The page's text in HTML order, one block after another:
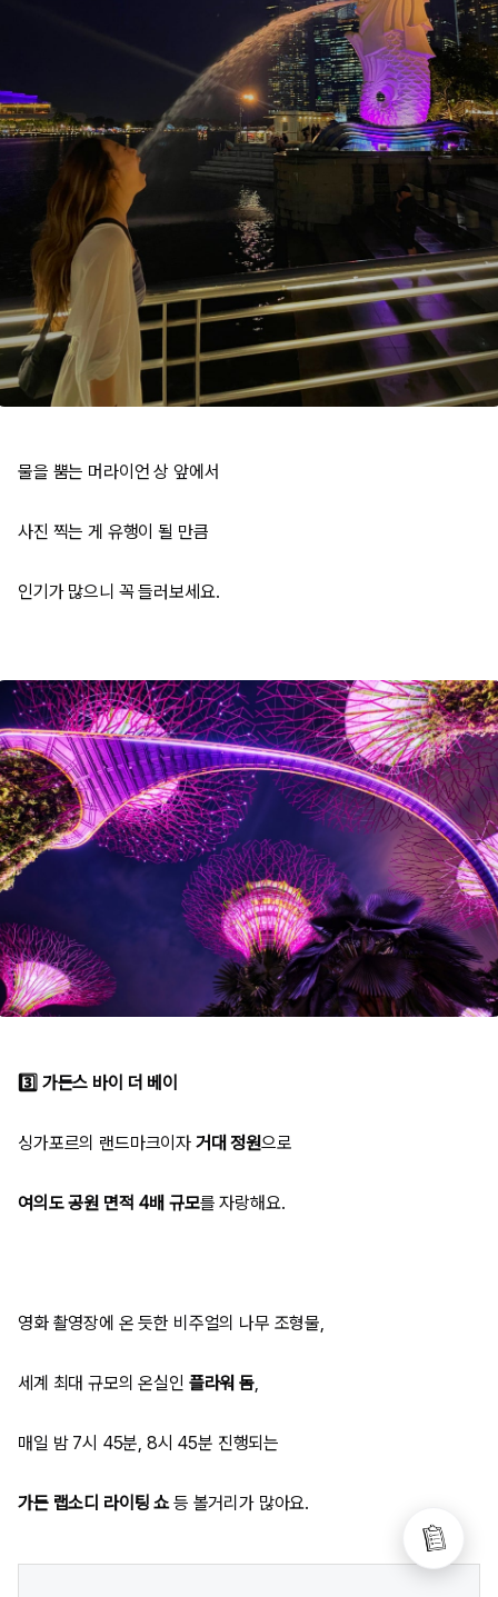
물을 뿜는 머라이언 상 앞에서
사진 찍는 게 유행이 될 만큼
인기가 많으니 꼭 들러보세요.
3️⃣ 가든스 바이 더 베이
싱가포르의 랜드마크이자 거대 정원으로
여의도 공원 면적 4배 규모를 자랑해요.
영화 촬영장에 온 듯한 비주얼의 나무 조형물,
세계 최대 규모의 온실인 플라워 돔,
매일 밤 7시 45분, 8시 45분 진행되는
가든 랩소디 라이팅 쇼등 볼거리가 많아요.